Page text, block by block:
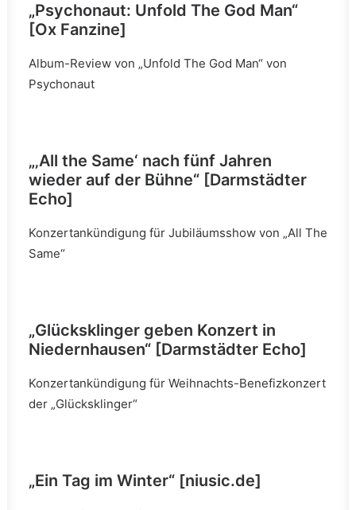
„Psychonaut: Unfold The God Man“
[Ox Fanzine]
Album-Review von „Unfold The God Man“ von
Psychonaut
„‚All the Same‘ nach fünf Jahren
wieder auf der Bühne“ [Darmstädter
Echo]
Konzertankündigung für Jubiläumsshow von „All The
Same“
„Glücksklinger geben Konzert in
Niedernhausen“ [Darmstädter Echo]
Konzertankündigung für Weihnachts-Benefizkonzert
der „Glücksklinger“
„Ein Tag im Winter“ [niusic.de]